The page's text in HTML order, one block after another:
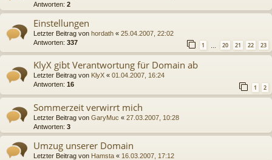
Antworten: 2
Einstellungen
Letzter Beitrag von hordath « 25.04.2007, 22:02
Antworten: 337 1 … 20 21 22 23
KlyX gibt Verantwortung für Domain ab
Letzter Beitrag von KlyX « 01.04.2007, 16:24
Antworten: 16 1 2
Sommerzeit verwirrt mich
Letzter Beitrag von GaryMuc « 27.03.2007, 10:28
Antworten: 3
Umzug unserer Domain
Letzter Beitrag von Hamsta « 16.03.2007, 17:12